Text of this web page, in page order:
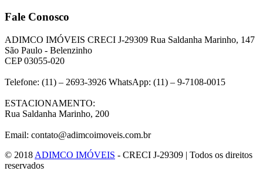
Fale Conosco
ADIMCO IMÓVEIS CRECI J-29309 Rua Saldanha Marinho, 147
São Paulo - Belenzinho
CEP 03055-020
Telefone: (11) – 2693-3926 WhatsApp: (11) – 9-7108-0015
ESTACIONAMENTO:
Rua Saldanha Marinho, 200
Email: contato@adimcoimoveis.com.br
© 2018 ADIMCO IMÓVEIS - CRECI J-29309 | Todos os direitos
reservados